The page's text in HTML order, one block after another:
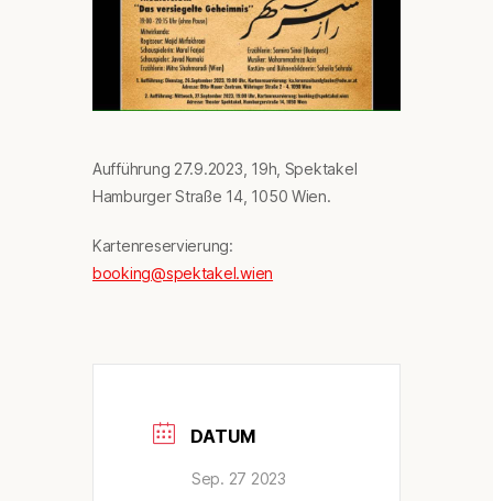
Aufführung 27.9.2023, 19h, Spektakel
Hamburger Straße 14, 1050 Wien.
Kartenreservierung:
booking@spektakel.wien
DATUM
Sep. 27 2023